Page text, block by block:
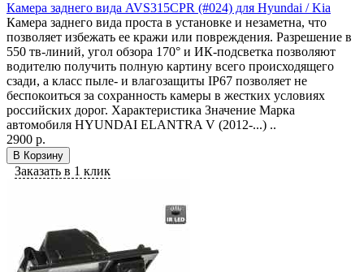
Камера заднего вида AVS315CPR (#024) для Hyundai / Kia
Камера заднего вида проста в установке и незаметна, что
позволяет избежать ее кражи или повреждения. Разрешение в
550 тв-линий, угол обзора 170° и ИК-подсветка позволяют
водителю получить полную картину всего происходящего
сзади, а класс пыле- и влагозащиты IP67 позволяет не
беспокоиться за сохранность камеры в жестких условиях
российских дорог. Характеристика Значение Марка
автомобиля HYUNDAI ELANTRA V (2012-...) ..
2900 р.
В Корзину
Заказать в 1 клик